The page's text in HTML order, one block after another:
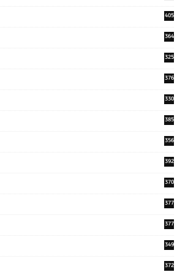
405
364
325
376
330
385
356
392
370
377
377
349
372